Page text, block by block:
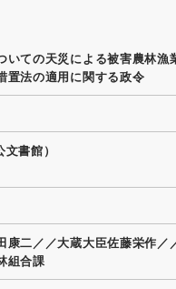
いての天災による被害農林漁
置法の適用に関する政令
書館）
康二／／大蔵大臣佐藤栄作／
組合課